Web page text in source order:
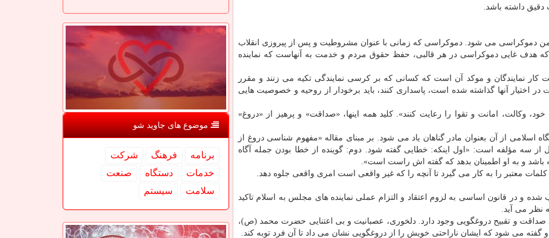
داشته باشد.
می شود. دموكراسی كه زمانی با عنوان مشروطیت و پس از پیروزی انقلاب
كه هدف غایی دموكراسی در هر قالبی، حفظ حقوق مردم و خدمت به آنهاست كه نماینده
نمایندگان و موكد آن است كه كسانی كه بر كرسی نمایندگی تكیه می زنند و مقرر
اختیار آنها گذاشته شده است، پاسداری كنند، باید برخودار از روحیه و خصوصیت هایی
وكالت، امانت و تقوا را رعایت كنند». كلید همه اینها، «صداقت» و پرهیز از «دروغ»
اسلامی از آن بعنوان مادر گناهان یاد می شود. بر مبنای مقاله «مفهوم شناسی دروغ از
از سه مؤلفه است: «اول اینكه: خطایی گفته شود. دوم: گوینده از خطا بودن جمله آگاه
و به او اطمینان بدهد كه گفته اش راست است».
معتبر را به كار می گیرد تا آنچه را كه غیر واقعی است امری واقعی جلوه دهد.
و در قانون اساسی به لزوم اعتقاد و التزام عملی نماینده های مجلس به اسلام تاكید
نظر می آید.
صداقت و تقبیح دروغگویی وجود دارد. دلخوری، عصبانیت و بی اعتنایی حضرت محمد (ص)،
گفته می شود كه ایشان ناراحتی خویش را از دروغگویی نشان می داد تا آن فرد توبه كند.
موضوع های جاوید شو
برنامه فرهنگ
شركت
خدمات
دستگاه
صنعت
سلامت
سیستم